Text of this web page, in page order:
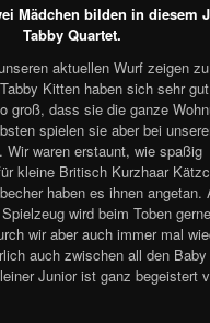
Mädchen bilden in diesem
Tabby Quartet.
aktuellen Wurf zeigen
Kitten haben sich sehr
groß, dass sie die ganze
spielen sie aber bei
Wir waren erstaunt, wie spaßig
kleine Britisch Kurzhaar
haben es ihnen angetan.
wird beim Toben
wir aber auch immer mal
auch zwischen all den Baby
Junior ist ganz begeistert